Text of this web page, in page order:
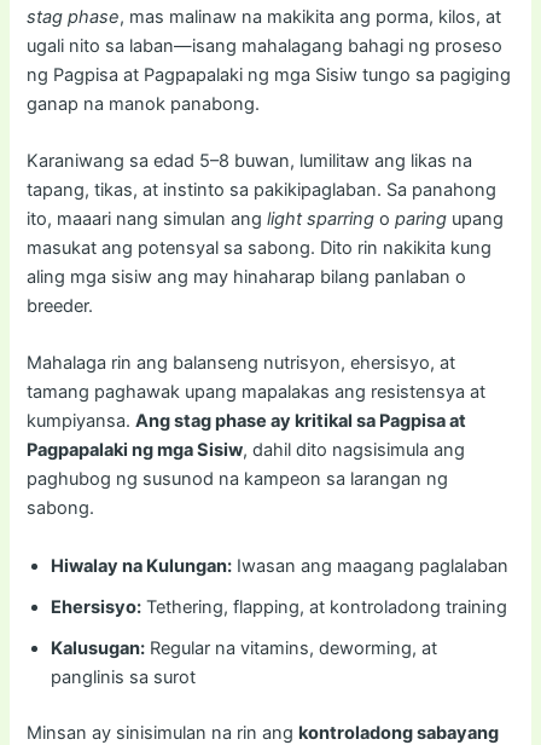
stag phase, mas malinaw na makikita ang porma, kilos, at
ugali nito sa laban—isang mahalagang bahagi ng proseso
ng Pagpisa at Pagpapalaki ng mga Sisiw tungo sa pagiging
ganap na manok panabong.
Karaniwang sa edad 5–8 buwan, lumilitaw ang likas na
tapang, tikas, at instinto sa pakikipaglaban. Sa panahong
ito, maaari nang simulan anglight sparring oparing upang
masukat ang potensyal sa sabong. Dito rin nakikita kung
aling mga sisiw ang may hinaharap bilang panlaban o
breeder.
Mahalaga rin ang balanseng nutrisyon, ehersisyo, at
tamang paghawak upang mapalakas ang resistensya at
kumpiyansa.Ang stag phase ay kritikal sa Pagpisa at
Pagpapalaki ng mga Sisiw, dahil dito nagsisimula ang
paghubog ng susunod na kampeon sa larangan ng
sabong.
Hiwalay na Kulungan: Iwasan ang maagang paglalaban
Ehersisyo: Tethering, flapping, at kontroladong training
Kalusugan: Regular na vitamins, deworming, at
panglinis sa surot
Minsan ay sinisimulan na rin angkontroladong sabayang